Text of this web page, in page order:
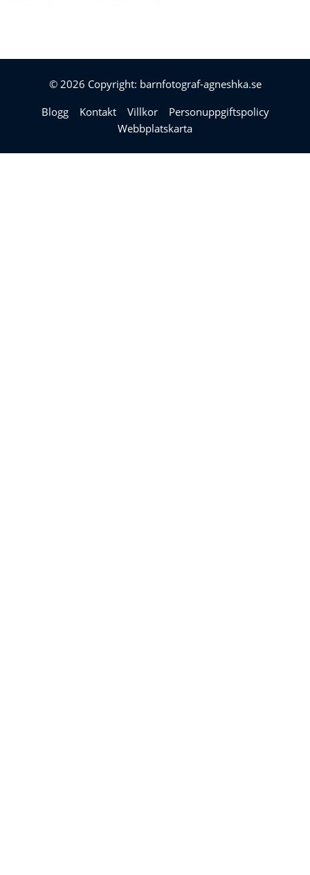
© 2026 Copyright: barnfotograf-agneshka.se
Blogg
Kontakt Villkor
Personuppgiftspolicy
Webbplatskarta